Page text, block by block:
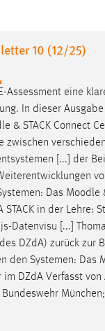
10 (12/25)
Assessment eine
In dieser
& STACK Connect
zwischen
[...] der
Das Moodle
STACK in der Lehre:
Datenvisu [...]
DZdA) zurück zur
den Systemen: Das
im DZdA Verfasst von
Seitenauslieferung
ob man eingeloggt ist.
preference
speichert die gewählte